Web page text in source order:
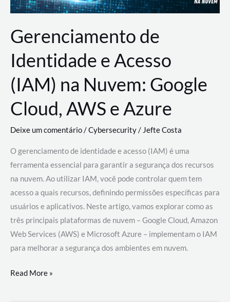
Gerenciamento de
Identidade e Acesso
(IAM) na Nuvem: Google
Cloud, AWS e Azure
Deixe um comentário/Cybersecurity/ Jefte Costa
O gerenciamento de identidade e acesso (IAM) é uma
ferramenta essencial para garantir a segurança dos recursos
na nuvem. Ao utilizar IAM, você pode controlar quem tem
acesso a quais recursos, definindo permissões específicas para
usuários e aplicativos. Neste artigo, vamos explorar como as
três principais plataformas de nuvem – Google Cloud, Amazon
Web Services (AWS) e Microsoft Azure – implementam o IAM
para melhorar a segurança dos ambientes em nuvem.
Gerenciamento
Read More »